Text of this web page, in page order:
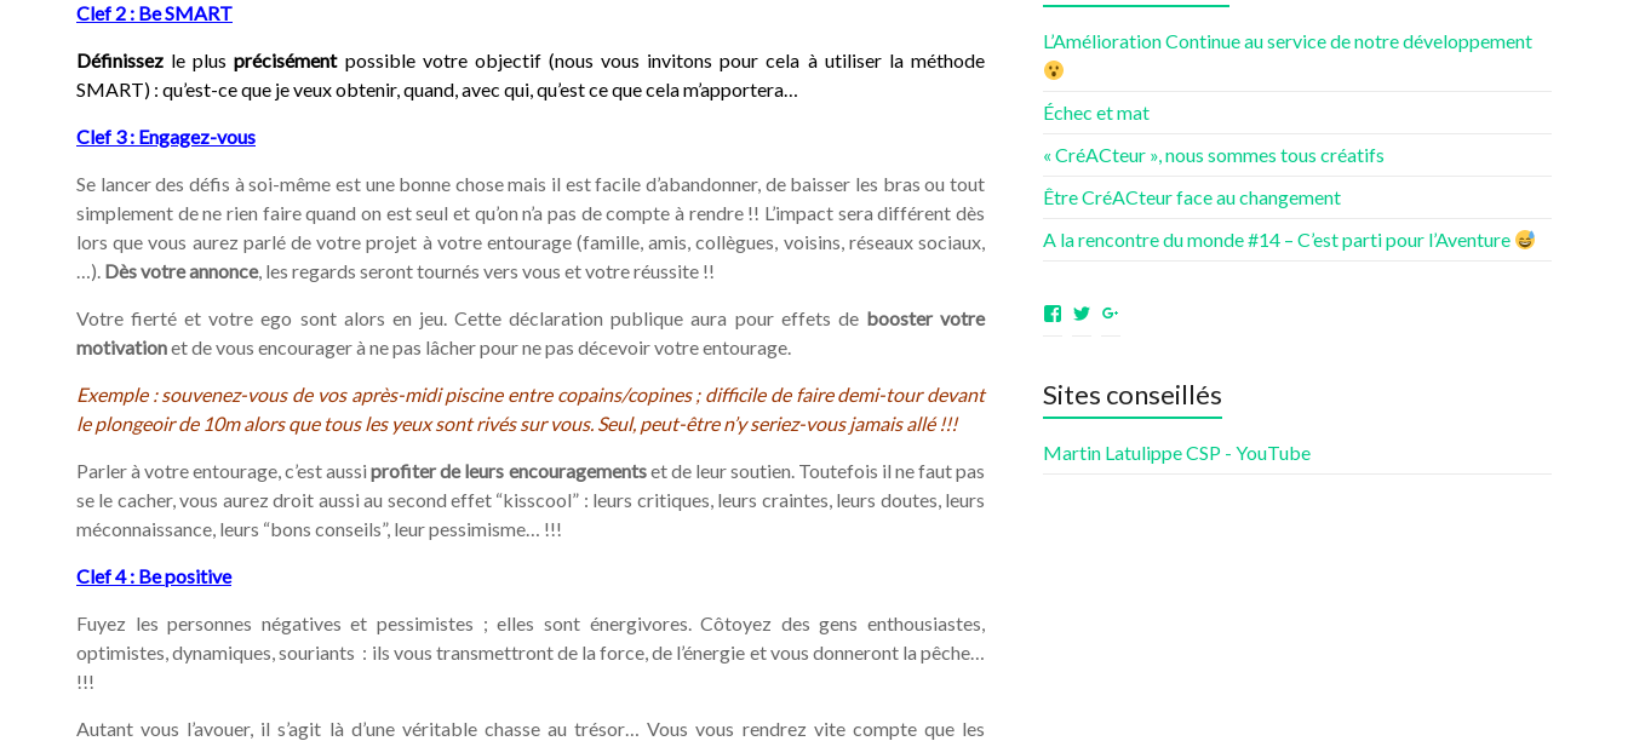
Clef 2 : Be SMART
Définissez le plusprécisémentpossible votre objectif (nous vous invitons pour cela à utiliser la méthode
SMART) : qu’est-ce que je veux obtenir, quand, avec qui, qu’est ce que cela m’apportera…
Clef 3 : Engagez-vous
Se lancer des défis à soi-même est une bonne chose mais il est facile d’abandonner, de baisser les bras ou tout
simplement de ne rien faire quand on est seul et qu’on n’a pas de compte à rendre !! L’impact sera différent dès
lors que vous aurez parlé de votre projet à votre entourage (famille, amis, collègues, voisins, réseaux sociaux,
…). Dès votre annonce, les regards seront tournés vers vous et votre réussite !!
Votre fierté et votre ego sont alors en jeu. Cette déclaration publique aura pour effets de booster votre
motivationet de vous encourager à ne pas lâcher pour ne pas décevoir votre entourage.
Exemple : souvenez-vous de vos après-midi piscine entre copains/copines ; difficile de faire demi-tour devant
le plongeoir de 10m alors que tous les yeux sont rivés sur vous. Seul, peut-être n’y seriez-vous jamais allé !!!
Parler à votre entourage, c’est aussiprofiter de leurs encouragementset de leur soutien. Toutefois il ne faut pas
se le cacher, vous aurez droit aussi au second effet “kisscool” : leurs critiques, leurs craintes, leurs doutes, leurs
méconnaissance, leurs “bons conseils”, leur pessimisme… !!!
Clef 4 : Be positive
Fuyez les personnes négatives et pessimistes ; elles sont énergivores. Côtoyez des gens enthousiastes,
optimistes, dynamiques, souriants : ils vous transmettront de la force, de l’énergie et vous donneront la pêche…
!!!
Autant vous l’avouer, il s’agit là d’une véritable chasse au trésor… Vous vous rendrez vite compte que les
L’Amélioration Continue au service de notre développement
Échec et mat
« CréACteur », nous sommes tous créatifs
Être CréACteur face au changement
A la rencontre du monde #14 – C’est parti pour l’Aventure
Voir
aventuresdenotrevie
sur
Voir
Samsenie
sur
samsenie
sur
Sites conseillés
Martin Latulippe CSP - YouTube